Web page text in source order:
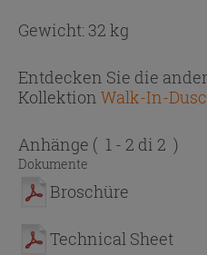
Gewicht: 32 kg
Entdecken Sie die
Kollektion Walk-In-
Anhänge ( 1 - 2 di 2 )
Dokumente
Broschüre
Technical Sheet